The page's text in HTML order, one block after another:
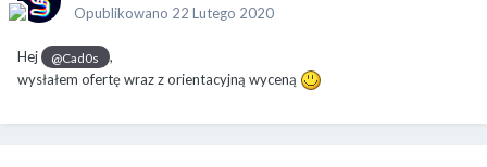
Opublikowano 22 Lutego 2020
Hej @Cad0s
,
wysłałem ofertę wraz z orientacyjną wyceną